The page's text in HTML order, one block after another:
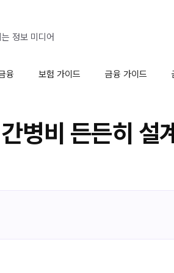
정보 미디어
융 보험 가이드 금융 가이드
병비 든든히 설